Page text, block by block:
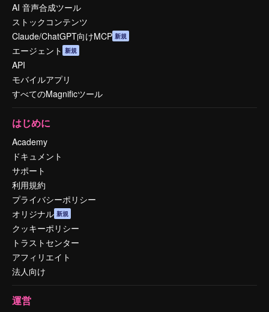
AI 音声合成ツール
ストックコンテンツ
Claude/ChatGPT向けMCP 新規
エージェント 新規
API
モバイルアプリ
すべてのMagnificツール
はじめに
Academy
ドキュメント
サポート
利用規約
プライバシーポリシー
オリジナル 新規
クッキーポリシー
トラストセンター
アフィリエイト
法人向け
運営